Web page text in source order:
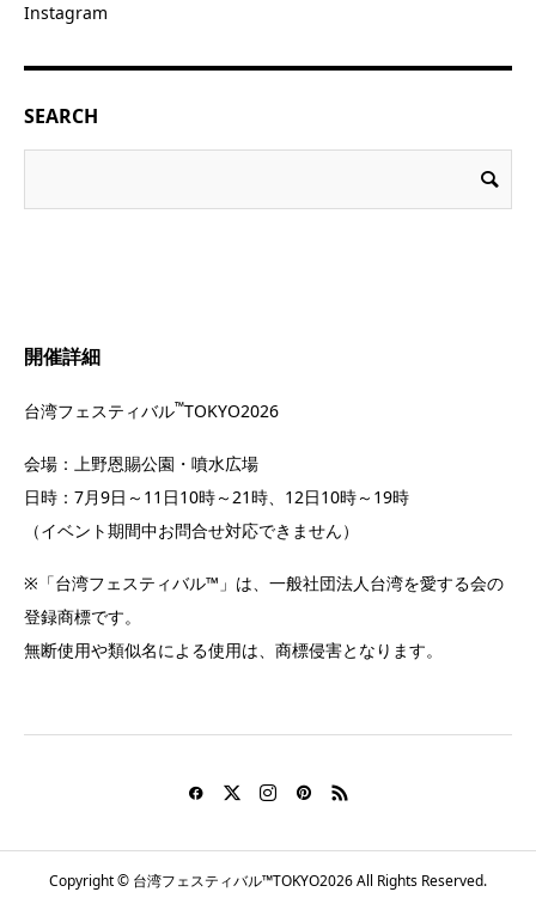
Instagram
SEARCH
開催詳細
台湾フェスティバル™TOKYO2026
会場：上野恩賜公園・噴水広場
日時：7月9日～11日10時～21時、12日10時～19時
（イベント期間中お問合せ対応できません）
※「台湾フェスティバル™」は、一般社団法人台湾を愛する会の
登録商標です。
無断使用や類似名による使用は、商標侵害となります。
Copyright © 台湾フェスティバル™TOKYO2026 All Rights Reserved.